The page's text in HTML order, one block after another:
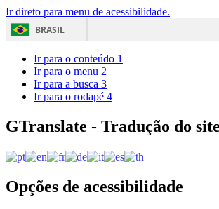
Ir direto para menu de acessibilidade.
BRASIL
Acesso à
Ir para o conteúdo 1
Ir para o menu 2
Ir para a busca 3
Ir para o rodapé 4
GTranslate - Tradução do site
Opções de acessibilidade